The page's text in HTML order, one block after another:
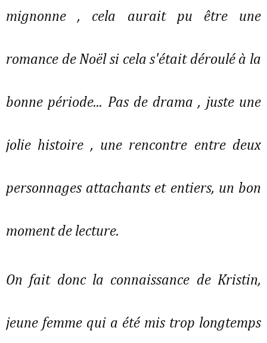
mignonne , cela aurait pu être une
romance de Noël si cela s'était déroulé à la
bonne période... Pas de drama , juste une
jolie histoire , une rencontre entre deux
personnages attachants et entiers, un bon
moment de lecture.
On fait donc la connaissance de Kristin,
jeune femme qui a été mis trop longtemps